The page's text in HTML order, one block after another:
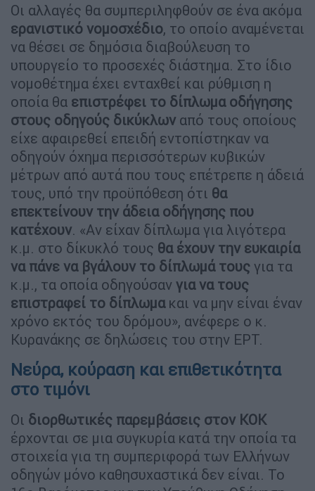
Οι αλλαγές θα συμπεριληφθούν σε ένα ακόμα
ερανιστικό νομοσχέδιο, το οποίο αναμένεται
να θέσει σε δημόσια διαβούλευση το
υπουργείο το προσεχές διάστημα. Στο ίδιο
νομοθέτημα έχει ενταχθεί και ρύθμιση η
οποία θα επιστρέφει το δίπλωμα οδήγησης
στους οδηγούς δικύκλων από τους οποίους
είχε αφαιρεθεί επειδή εντοπίστηκαν να
οδηγούν όχημα περισσότερων κυβικών
μέτρων από αυτά που τους επέτρεπε η άδειά
τους, υπό την προϋπόθεση ότι θα
επεκτείνουν την άδεια οδήγησης που
κατέχουν. «Αν είχαν δίπλωμα για λιγότερα
κ.μ. στο δίκυκλό τους θα έχουν την ευκαιρία
να πάνε να βγάλουν το δίπλωμά τους για τα
κ.μ., τα οποία οδηγούσαν για να τους
επιστραφεί το δίπλωμακαι να μην είναι έναν
χρόνο εκτός του δρόμου», ανέφερε ο κ.
Κυρανάκης σε δηλώσεις του στην ΕΡΤ.
Νεύρα, κούραση και επιθετικότητα
στο τιμόνι
Οι διορθωτικές παρεμβάσεις στον ΚΟΚ
έρχονται σε μια συγκυρία κατά την οποία τα
στοιχεία για τη συμπεριφορά των Ελλήνων
οδηγών μόνο καθησυχαστικά δεν είναι. Το